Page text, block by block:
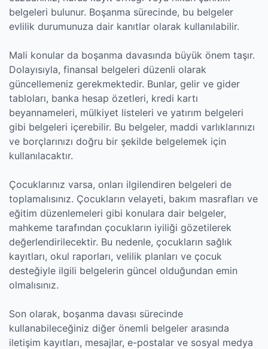
belgeleri bulunur. Boşanma sürecinde, bu belgeler
evlilik durumunuza dair kanıtlar olarak kullanılabilir.
Mali konular da boşanma davasında büyük önem taşır.
Dolayısıyla, finansal belgeleri düzenli olarak
güncellemeniz gerekmektedir. Bunlar, gelir ve gider
tabloları, banka hesap özetleri, kredi kartı
beyannameleri, mülkiyet listeleri ve yatırım belgeleri
gibi belgeleri içerebilir. Bu belgeler, maddi varlıklarınızı
ve borçlarınızı doğru bir şekilde belgelemek için
kullanılacaktır.
Çocuklarınız varsa, onları ilgilendiren belgeleri de
toplamalısınız. Çocukların velayeti, bakım masrafları ve
eğitim düzenlemeleri gibi konulara dair belgeler,
mahkeme tarafından çocukların iyiliği gözetilerek
değerlendirilecektir. Bu nedenle, çocukların sağlık
kayıtları, okul raporları, velilik planları ve çocuk
desteğiyle ilgili belgelerin güncel olduğundan emin
olmalısınız.
Son olarak, boşanma davası sürecinde
kullanabileceğiniz diğer önemli belgeler arasında
iletişim kayıtları, mesajlar, e-postalar ve sosyal medya